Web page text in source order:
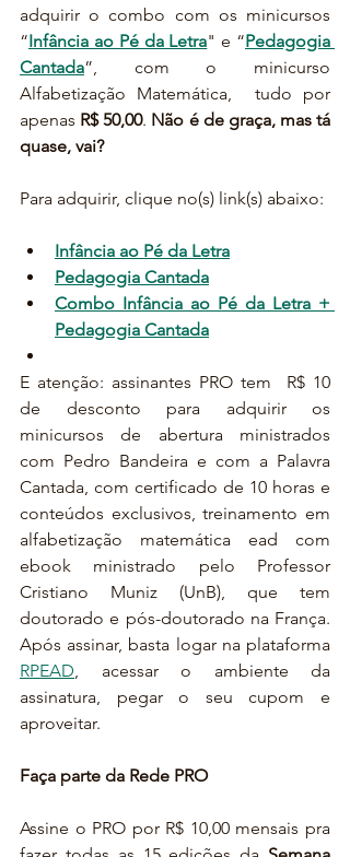
adquirir o combo com os minicursos
“Infância ao Pé da Letra" e “Pedagogia
Cantada”, com o minicurso
Alfabetização Matemática,  tudo por
apenas R$ 50,00. Não é de graça, mas tá
quase, vai?
Para adquirir, clique no(s) link(s) abaixo:
Infância ao Pé da Letra
Pedagogia Cantada
Combo Infância ao Pé da Letra +
Pedagogia Cantada
E atenção: assinantes PRO tem  R$ 10
de desconto para adquirir os
minicursos de abertura ministrados
com Pedro Bandeira e com a Palavra
Cantada, com certificado de 10 horas e
conteúdos exclusivos, treinamento em
alfabetização matemática ead com
ebook ministrado pelo Professor
Cristiano Muniz (UnB), que tem
doutorado e pós-doutorado na França.
RPEAD , acessar o ambiente da
assinatura, pegar o seu cupom e
aproveitar.
Faça parte da Rede PRO
Assine o PRO por R$ 10,00 mensais pra